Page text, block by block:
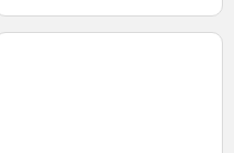
prijs
was:
prijs
is: